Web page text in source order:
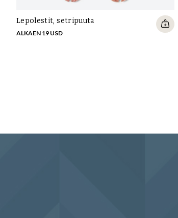
Lepolestit, setripuuta
ALKAEN 19 USD